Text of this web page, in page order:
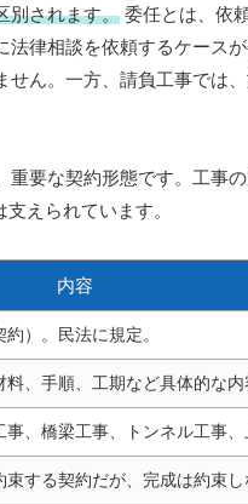
別されます。 委任とは、依
律相談を依頼するケース
ん。一方、請負工事では
要な契約形態です。工事
えられています。
内容
）。民法に規定。
、手順、工期など具体的な内
、橋梁工事、トンネル工事
する契約だが、完成は約束し